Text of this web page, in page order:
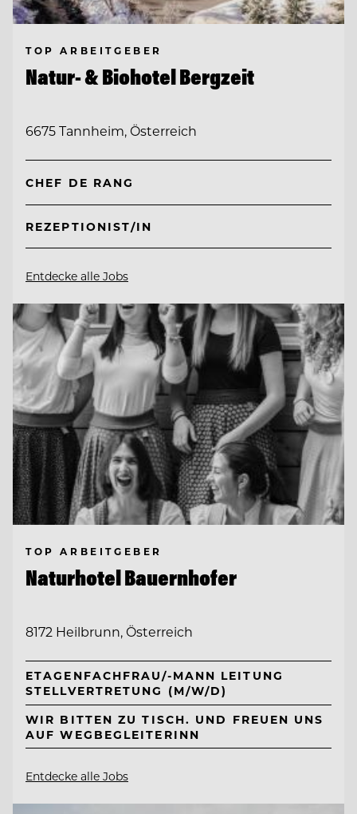
TOP ARBEITGEBER
Natur- & Biohotel Bergzeit
6675 Tannheim, Österreich
CHEF DE RANG
REZEPTIONIST/IN
Entdecke alle Jobs
TOP ARBEITGEBER
Naturhotel Bauernhofer
8172 Heilbrunn, Österreich
ETAGENFACHFRAU/-MANN LEITUNG
STELLVERTRETUNG (M/W/D)
WIR BITTEN ZU TISCH. UND FREUEN UNS
AUF WEGBEGLEITERINN
Entdecke alle Jobs